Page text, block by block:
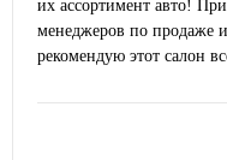
их ассортимент авто!
менеджеров по продаже
рекомендую этот салон